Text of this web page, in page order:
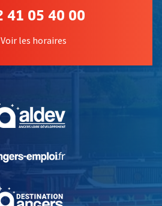
41 05 40 00
Voir les horaires
, Ouvre une nouvelle